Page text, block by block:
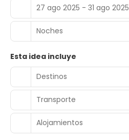
27 ago 2025 - 31 ago 2025
Noches
Esta idea incluye
Destinos
Transporte
Alojamientos